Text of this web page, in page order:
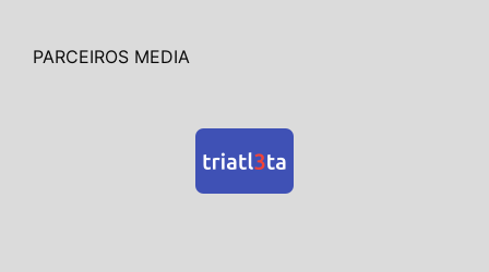
PARCEIROS MEDIA